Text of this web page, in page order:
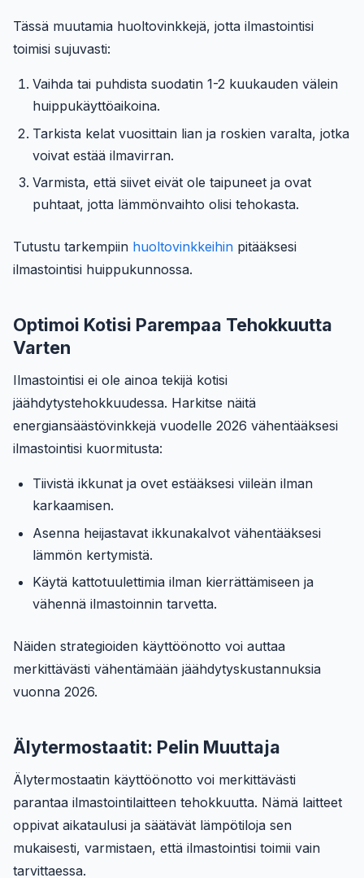
Tässä muutamia huoltovinkkejä, jotta ilmastointisi
toimisi sujuvasti:
Vaihda tai puhdista suodatin 1-2 kuukauden välein
huippukäyttöaikoina.
Tarkista kelat vuosittain lian ja roskien varalta, jotka
voivat estää ilmavirran.
Varmista, että siivet eivät ole taipuneet ja ovat
puhtaat, jotta lämmönvaihto olisi tehokasta.
Tutustu tarkempiin huoltovinkkeihin pitääksesi
ilmastointisi huippukunnossa.
Optimoi Kotisi Parempaa Tehokkuutta
Varten
Ilmastointisi ei ole ainoa tekijä kotisi
jäähdytystehokkuudessa. Harkitse näitä
energiansäästövinkkejä vuodelle 2026 vähentääksesi
ilmastointisi kuormitusta:
Tiivistä ikkunat ja ovet estääksesi viileän ilman
karkaamisen.
Asenna heijastavat ikkunakalvot vähentääksesi
lämmön kertymistä.
Käytä kattotuulettimia ilman kierrättämiseen ja
vähennä ilmastoinnin tarvetta.
Näiden strategioiden käyttöönotto voi auttaa
merkittävästi vähentämään jäähdytyskustannuksia
vuonna 2026.
Älytermostaatit: Pelin Muuttaja
Älytermostaatin käyttöönotto voi merkittävästi
parantaa ilmastointilaitteen tehokkuutta. Nämä laitteet
oppivat aikataulusi ja säätävät lämpötiloja sen
mukaisesti, varmistaen, että ilmastointisi toimii vain
tarvittaessa.